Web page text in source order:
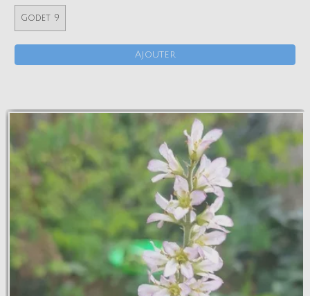
Godet 9
Ajouter